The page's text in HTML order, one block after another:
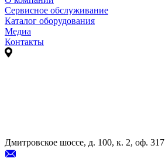
Сервисное обслуживание
Каталог оборудования
Медиа
Контакты
Дмитровское шоссе, д. 100, к. 2, оф. 317